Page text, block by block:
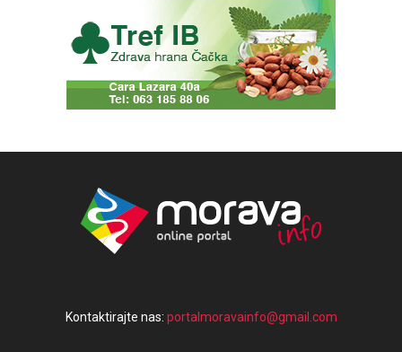
Kontaktirajte nas: portalmoravainfo@gmail.com